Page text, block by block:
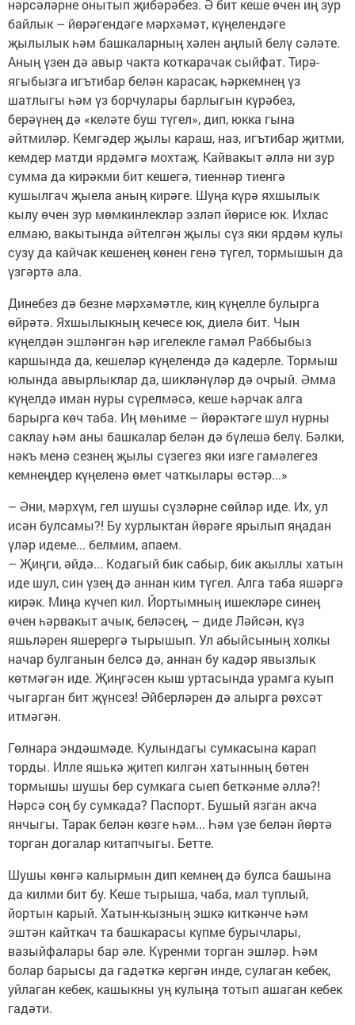
нәрсәләрне онытып җибәрәбез. Ә бит кеше өчен иң зур
байлык – йөрәгендәге мәрхәмәт, күңелендәге
җылылык һәм башкаларның хәлен аңлый белү сәләте.
Аның үзен дә авыр чакта коткарачак сыйфат. Тирә-
ягыбызга игътибар белән карасак, һәркемнең үз
шатлыгы һәм үз борчулары барлыгын күрәбез,
берәүнең дә «келәте буш түгел», дип, юкка гына
әйтмиләр. Кемгәдер җылы караш, наз, игътибар җитми,
кемдер матди ярдәмгә мохтаҗ. Кайвакыт әллә ни зур
сумма да кирәкми бит кешегә, тиеннәр тиенгә
кушылгач җыела аның кирәге. Шуңа күрә яхшылык
кылу өчен зур мөмкинлекләр эзләп йөрисе юк. Ихлас
елмаю, вакытында әйтелгән җылы сүз яки ярдәм кулы
сузу да кайчак кешенең көнен генә түгел, тормышын да
үзгәртә ала.
Динебез дә безне мәрхәмәтле, киң күңелле булырга
өйрәтә. Яхшылыкның кечесе юк, диелә бит. Чын
күңелдән эшләнгән һәр игелекле гамәл Раббыбыз
каршында да, кешеләр күңелендә дә кадерле. Тормыш
юлында авырлыклар да, шикләнүләр дә очрый. Әмма
күңелдә иман нуры сүрелмәсә, кеше һәрчак алга
барырга көч таба. Иң мөһиме – йөрәктәге шул нурны
саклау һәм аны башкалар белән дә бүлешә белү. Бәлки,
нәкъ менә сезнең җылы сүзегез яки изге гамәлегез
кемнеңдер күңеленә өмет чаткылары өстәр...»
– Әни, мәрхүм, гел шушы сүзләрне сөйләр иде. Их, ул
исән булсамы?! Бу хурлыктан йөрәге ярылып яңадан
үләр идеме... белмим, апаем.
– Җиңги, әйдә... Кодагый бик сабыр, бик акыллы хатын
иде шул, син үзең дә аннан ким түгел. Алга таба яшәргә
кирәк. Миңа күчеп кил. Йортымның ишекләре синең
өчен һәрвакыт ачык, беләсең, – диде Ләйсән, күз
яшьләрен яшерергә тырышып. Ул абыйсының холкы
начар булганын белсә дә, аннан бу кадәр явызлык
көтмәгән иде. Җиңгәсен кыш уртасында урамга куып
чыгарган бит җүнсез! Әйберләрен дә алырга рөхсәт
итмәгән.
Гөлнара эндәшмәде. Кулындагы сумкасына карап
торды. Илле яшькә җитеп килгән хатынның бөтен
тормышы шушы бер сумкага сыеп беткәнме әллә?!
Нәрсә соң бу сумкада? Паспорт. Бушый язган акча
янчыгы. Тарак белән көзге һәм... Һәм үзе белән йөртә
торган догалар китапчыгы. Бетте.
Шушы көнгә калырмын дип кемнең дә булса башына
да килми бит бу. Кеше тырыша, чаба, мал туплый,
йортын карый. Хатын-кызның эшкә киткәнче һәм
эштән кайткач та башкарасы күпме бурычлары,
вазыйфалары бар әле. Күренми торган эшләр. Һәм
болар барысы да гадәткә кергән инде, сулаган кебек,
уйлаган кебек, кашыкны уң кулыңа тотып ашаган кебек
гадәти.